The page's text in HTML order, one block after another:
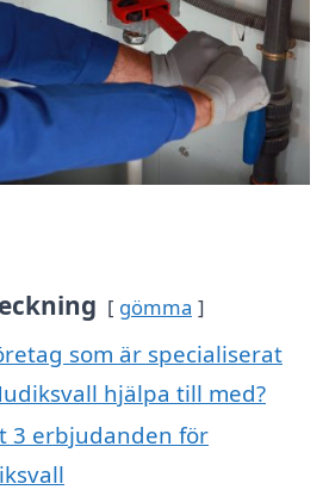
gömma
som är specialiserat
hjälpa till med?
3 erbjudanden för